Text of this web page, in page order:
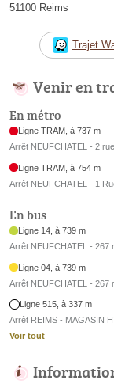
51100 Reims
Trajet
Venir en
En métro
Ligne TRAM, à 737 m
Arrêt NEUFCHATEL - 2
Ligne TRAM, à 754 m
Arrêt NEUFCHATEL - 1
En bus
Ligne 14, à 739 m
Arrêt NEUFCHATEL - 267
Ligne 04, à 739 m
Arrêt NEUFCHATEL - 267
Ligne 515, à 337 m
Arrêt REIMS - MAGASIN
Voir tout